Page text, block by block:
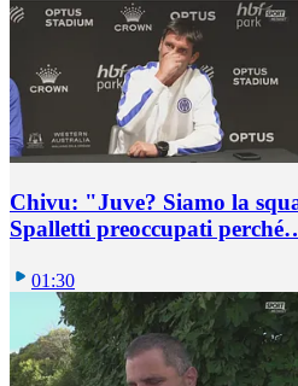
Chivu: "Juve? Siamo la
Spalletti preoccupati
01:30